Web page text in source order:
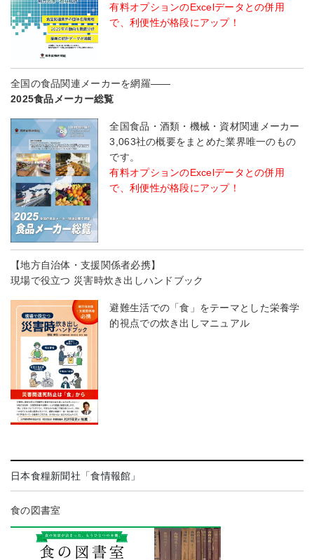
有料オプションのExcelデータとの併用
で、利便性が格段にアップ！
全国の食品関連メーカーを網羅――
2025食品メーカー総覧
全国食品・酒類・機械・資材関連メーカー
3,063社の概要をまとめた業界唯一のもの
です。
有料オプションのExcelデータとの併用
で、利便性が格段にアップ！
【地方自治体・支援関係者必携】
現場で役立つ 災害時炊き出しハンドブック
避難生活での「食」をテーマとした栄養学
的視点での炊き出しマニュアル
日本食糧新聞社「食情報館」
食の図書室